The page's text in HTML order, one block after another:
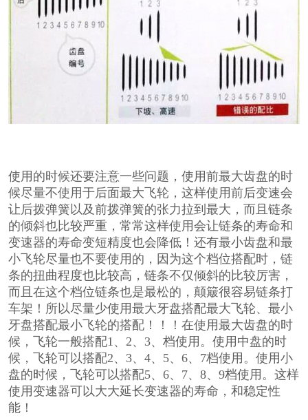
使用的时候还要注意一些问题，使用前最大齿盘的时
候尽量不使用于后面最大飞轮，这样使用前后变速会
让后拨弹簧以及前拨弹簧的张力拉到最大，而且链条
的倾斜也比较严重，常常这样使用会让链条的寿命和
变速器的寿命变短精度也会降低！还有最小齿盘和最
小飞轮尽量也不要使用的，因为这个档位搭配时，链
条的扭曲程度也比较高，链条不仅倾斜的比较厉害，
而且在这个档位链条也是最松的，颠簸很容易链条打
车架！所以尽量少使用最大牙盘搭配最大飞轮、最小
牙盘搭配最小飞轮的搭配！！！在使用最大齿盘的时
候，飞轮一般搭配1、2、3、档使用。使用中盘的时
候，飞轮可以搭配2、3、4、5、6、7档使用。使用小
盘的时候，飞轮可以搭配5、6、7、8、9档使用。这样
使用变速器可以大大延长变速器的寿命，和稳定性
能！